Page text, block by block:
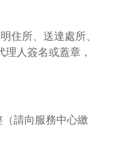
住所、送達處所、
人簽名或蓋章，
請向服務中心繳